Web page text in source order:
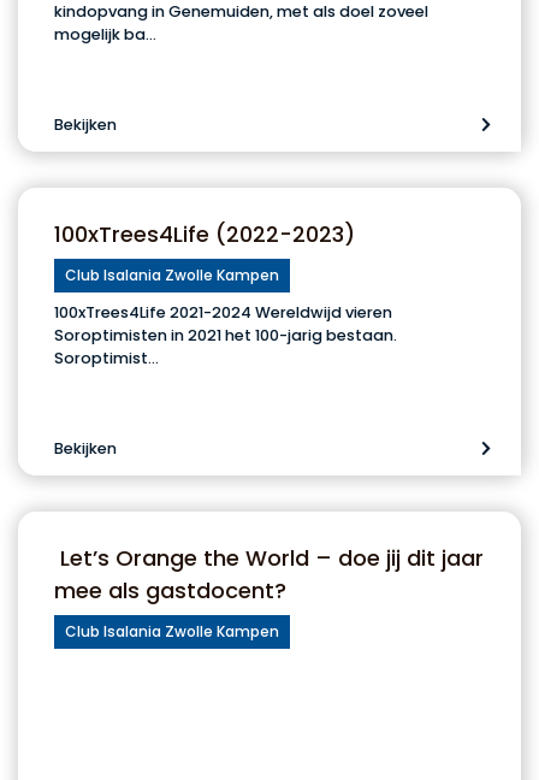
kindopvang in Genemuiden, met als doel zoveel
mogelijk ba…
Bekijken
100xTrees4Life (2022-2023)
Club Isalania Zwolle Kampen
100xTrees4Life 2021-2024 Wereldwijd vieren
Soroptimisten in 2021 het 100-jarig bestaan.
Soroptimist…
Bekijken
Let’s Orange the World – doe jij dit jaar
mee als gastdocent?
Club Isalania Zwolle Kampen